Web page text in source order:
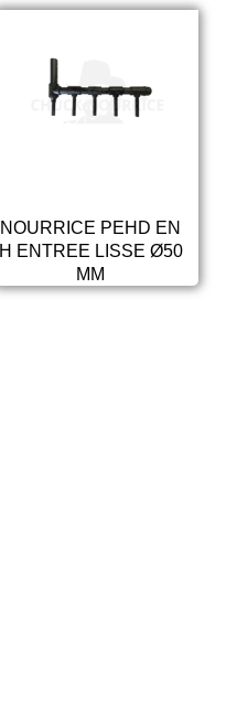
NOURRICE PEHD EN
H ENTREE LISSE Ø50
MM